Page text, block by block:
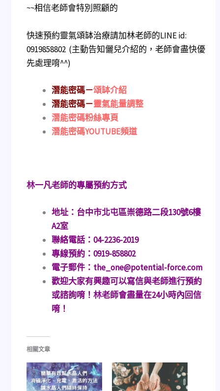
~~相信老師會特別照顧的
快速預約靈氣頌缽治療請加林老師的LINE id:
0919858802 (主動告知儷兒介紹的，老師會盡快優
先處理唷^^)
潛能密碼－頌缽介紹
潛能密碼－靈氣能量調整
潛能密碼粉絲專頁
潛能密碼YOUTUBE頻道
林一凡老師的專屬預約方式
地址：台中市北屯區崇德路二段130號6樓
A2室
聯絡電話：04-2236-2019
專線預約：0919-858802
電子郵件：the_one@potential-force.com
歡迎大家有興趣可以寫信與老師進行預約
或諮詢唷！林老師會盡量在24小時內回信
唷！
相關文章